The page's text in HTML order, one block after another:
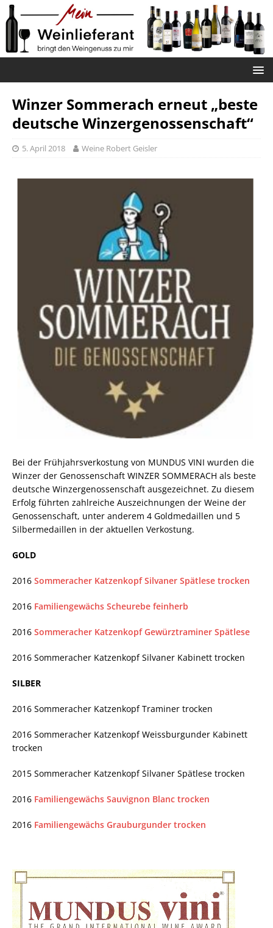
Winzer Sommerach erneut „beste
deutsche Winzergenossenschaft“
5. April 2018 Weine Robert Geisler
Bei der Frühjahrsverkostung von MUNDUS VINI wurden die
Winzer der Genossenschaft WINZER SOMMERACH als beste
deutsche Winzergenossenschaft ausgezeichnet. Zu diesem
Erfolg führten zahlreiche Auszeichnungen der Weine der
Genossenschaft, unter anderem 4 Goldmedaillen und 5
Silbermedaillen in der aktuellen Verkostung.
GOLD
2016 Sommeracher Katzenkopf Silvaner Spätlese trocken
2016 Familiengewächs Scheurebe feinherb
2016 Sommeracher Katzenkopf Gewürztraminer Spätlese
2016 Sommeracher Katzenkopf Silvaner Kabinett trocken
SILBER
2016 Sommeracher Katzenkopf Traminer trocken
2016 Sommeracher Katzenkopf Weissburgunder Kabinett
trocken
2015 Sommeracher Katzenkopf Silvaner Spätlese trocken
2016 Familiengewächs Sauvignon Blanc trocken
2016 Familiengewächs Grauburgunder trocken